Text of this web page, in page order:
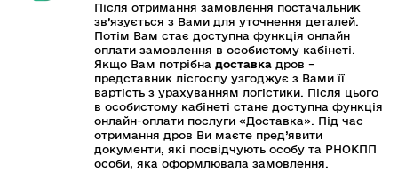
Після отримання замовлення постачальник
зв’язується з Вами для уточнення деталей.
Потім Вам стає доступна функція онлайн
оплати замовлення в особистому кабінеті.
Якщо Вам потрібна доставка дров –
представник лісгоспу узгоджує з Вами її
вартість з урахуванням логістики. Після цього
в особистому кабінеті стане доступна функція
онлайн-оплати послуги «Доставка». Під час
отримання дров Ви маєте пред’явити
документи, які посвідчують особу та РНОКПП
особи, яка оформлювала замовлення.